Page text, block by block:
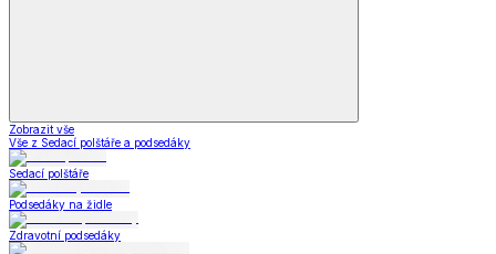
Zobrazit vše
Vše z Sedací polštáře a podsedáky
Sedací polštáře
Podsedáky na židle
Zdravotní podsedáky